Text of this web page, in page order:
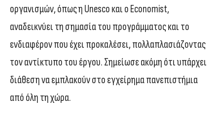
οργανισμών, όπως η Unesco και ο Economist,
αναδεικνύει τη σημασία του προγράμματος και το
ενδιαφέρον που έχει προκαλέσει, πολλαπλασιάζοντας
τον αντίκτυπο του έργου. Σημείωσε ακόμη ότι υπάρχει
διάθεση να εμπλακούν στο εγχείρημα πανεπιστήμια
από όλη τη χώρα.